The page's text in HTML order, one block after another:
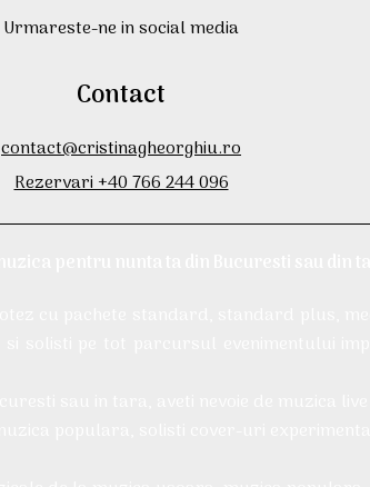
Urmareste-ne in social media
Contact
contact@cristinagheorghiu.ro
Rezervari +40 766 244 096